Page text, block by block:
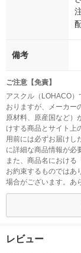
備考
ご注意【免責】
アスクル（LOHACO
おりますが、メーカー
原材料、原産国など）
けする商品とサイト上
用前には必ずお届けし
に詳細な商品情報が必
また、商品名における
お約束するものではあ
場合がございます。あ
レビュー